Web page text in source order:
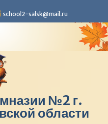
school2-salsk@mail.ru
№2 г.
области